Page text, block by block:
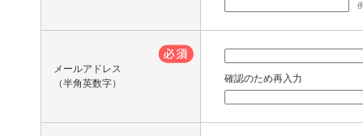
メールアドレス
（半角英数字）
確認のため再入力